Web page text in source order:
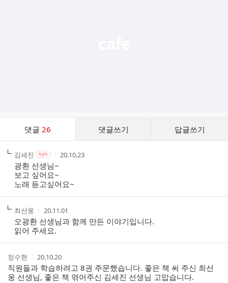
댓글26 댓글쓰기 답글쓰기
작
성
자
김세진 작
성
자
본
인
여
작
성
자
작
간
20.10.23
광환 선생님~
보고 싶어요~
노래 듣고싶어요~
작
성
자
최선웅
작
성
시
간
20.11.01
오광환 선생님과 함께 만든 이야기입니다.
읽어 주세요.
작
성
자
정수현
작
성
시
간
20.10.20
직원들과 학습하려고 8권 주문했습니다. 좋은 책 써 주신 최선
웅 선생님, 좋은 책 엮어주신 김세진 선생님 고맙습니다.